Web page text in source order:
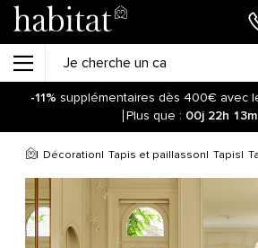
-11% supplémentaires dès 400€ avec
Plus que : 00j 22h 13m
Décoration Tapis et paillasson Tapis